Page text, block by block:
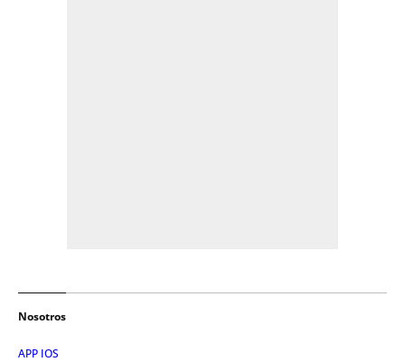
Nosotros
APP IOS